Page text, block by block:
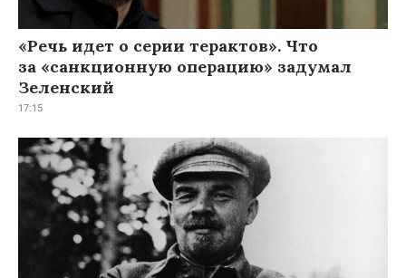
«Речь идет о серии терактов». Что
за «санкционную операцию» задумал
Зеленский
17:15